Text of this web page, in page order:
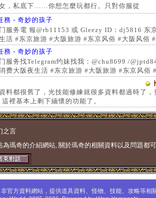
，私底下……你想怎麼玩都行。只對你服從
務 - 奇妙的孩子
服务電 報@rb11153 或 Gleezy ID：dj5816 东
活 #东京旅游 #大阪旅游 #东京风俗 #大阪风俗
大阪上门服务新宿风俗 #梅田风俗 #歌舞伎町 #
萝莉 #日本学生妹
務 - 奇妙的孩子
服务找Telegram约妹找我：@chu8699 /
费大阪夜生活 #东京旅游 #大阪旅游 #东京风俗
京上门服务 #大阪上门服务新宿风俗 #梅田风俗
大阪女孩 #日本萝莉 #大阪萝莉 #日本学生妹
料都很舊了，光技能修練就很多資料都過時了
裡基本上剩下緬懷的功能了。
之言
為瑪奇的介紹網站, 關於瑪奇的相關資料以及問題都
官方資料網站，提供道具資料、怪物、技能、攻略等相